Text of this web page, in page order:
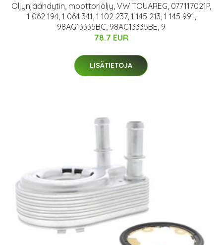
Öljynjäähdytin, moottoriöljy, VW TOUAREG, 077117021P,
1 062 194, 1 064 341, 1 102 237, 1 145 213, 1 145 991,
98AG13335BC, 98AG13335BE, 9
78.7 EUR
LISÄTIETOJA